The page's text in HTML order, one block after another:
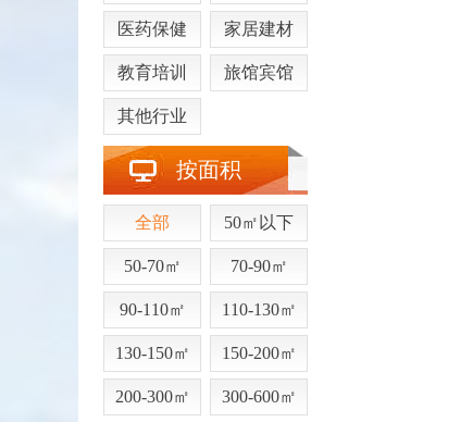
医药保健 家居建材
教育培训 旅馆宾馆
其他行业
按面积
全部 50㎡以下
50-70㎡ 70-90㎡
90-110㎡ 110-130㎡
130-150㎡ 150-200㎡
200-300㎡ 300-600㎡